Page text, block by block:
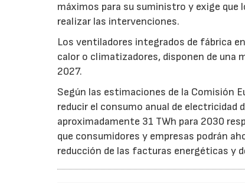
máximos para su suministro y exige
realizar las intervenciones.
Los ventiladores integrados de fábrica
calor o climatizadores, disponen de una
2027.
Según las estimaciones de la Comisión
reducir el consumo anual de electricidad
aproximadamente 31 TWh para 2030
que consumidores y empresas podrán
reducción de las facturas energéticas y